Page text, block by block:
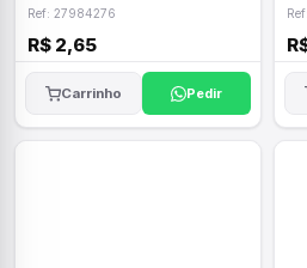
Ref: 27984276
R$ 2,65
Carrinho Pedir